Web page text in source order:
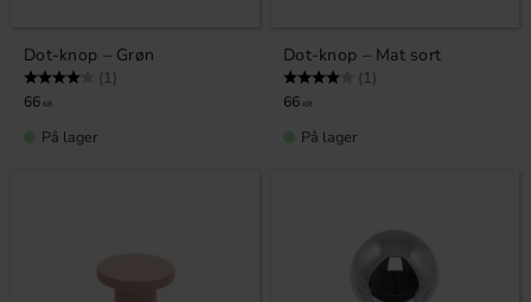
Dot-knop – Grøn
Vurdering: (1)
66 KR
På lager
Dot-knop – Mat sort
Vurdering: (1)
66 KR
På lager